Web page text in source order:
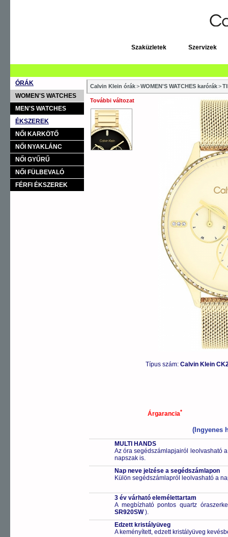
Szaküzletek Szervizek
ÓRÁK
WOMEN'S WATCHES
MEN'S WATCHES
ÉKSZEREK
NŐI KARKÖTŐ
NŐI NYAKLÁNC
NŐI GYŰRŰ
NŐI FÜLBEVALÓ
FÉRFI ÉKSZEREK
Calvin Klein órák>WOMEN'S WATCHES karórák>
További változat
Típus szám: Calvin Klein
Árgarancia*
(Ingyenes
MULTI HANDS
Az óra segédszámlapjairól leolvasható
napszak is.
Nap neve jelzése a segédszámlapon
Külön segédszámlapról leolvasható a
3 év várható elemélettartam
A megbízható pontos quartz
SR920SW).
Edzett kristályüveg
A keményített, edzett kristályüveg